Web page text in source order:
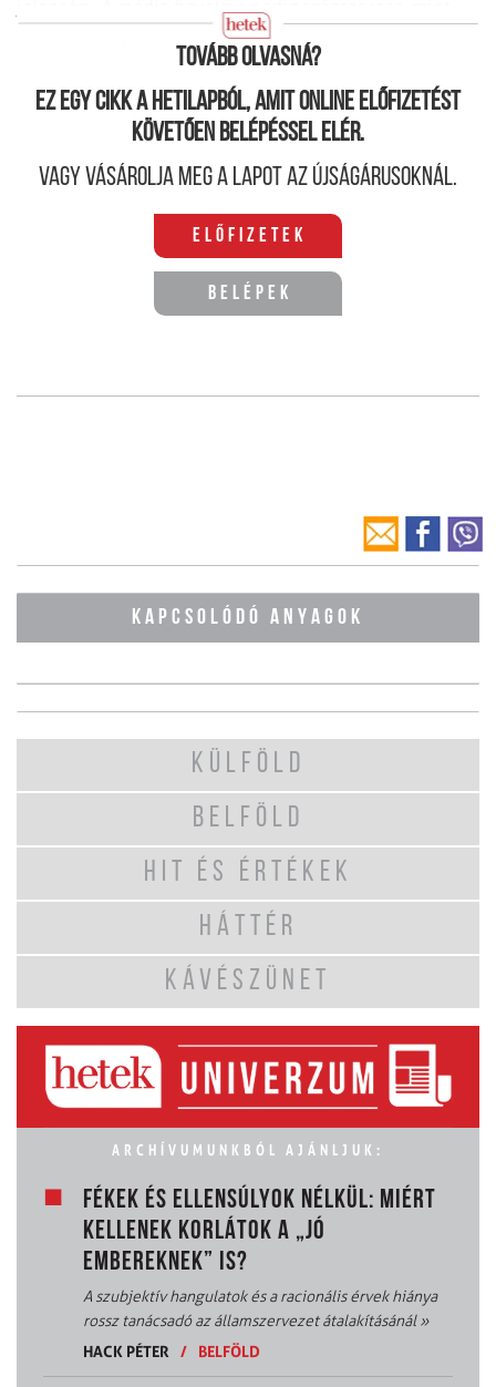
eseményeknek. Az olimpia az olimpia...”
Tovább olvasná?
Ez egy cikk a hetilapból, amit online előfizetést
követően belépéssel elér.
Vagy vásárolja meg a lapot az újságárusoknál.
Előfizetek
Belépek
KAPCSOLÓDÓ ANYAGOK
KÜLFÖLD
BELFÖLD
HIT ÉS ÉRTÉKEK
HÁTTÉR
KÁVÉSZÜNET
ARCHÍVUMUNKBÓL AJÁNLJUK:
FÉKEK ÉS ELLENSÚLYOK NÉLKÜL: MIÉRT
KELLENEK KORLÁTOK A „JÓ
EMBEREKNEK” IS?
A szubjektív hangulatok és a racionális érvek hiánya
rossz tanácsadó az államszervezet átalakításánál»
HACK PÉTER
/ BELFÖLD